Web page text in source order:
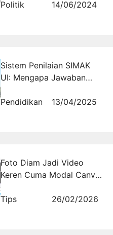
Politik
14/06/2024
Sistem Penilaian SIMAK
UI: Mengapa Jawaban
daripada Salah?
Pendidikan 13/04/2025
Foto Diam Jadi Video
Keren Cuma Modal Canva!
Tips
26/02/2026